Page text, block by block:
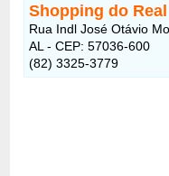
Shopping do Real
Rua Indl José Otávio
AL - CEP: 57036-600
(82) 3325-3779